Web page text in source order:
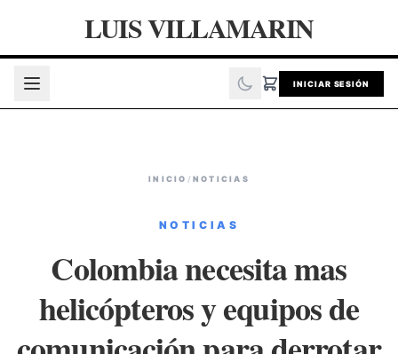
LUIS VILLAMARIN
INICIAR SESIÓN
INICIO / NOTICIAS
NOTICIAS
Colombia necesita mas
helicópteros y equipos de